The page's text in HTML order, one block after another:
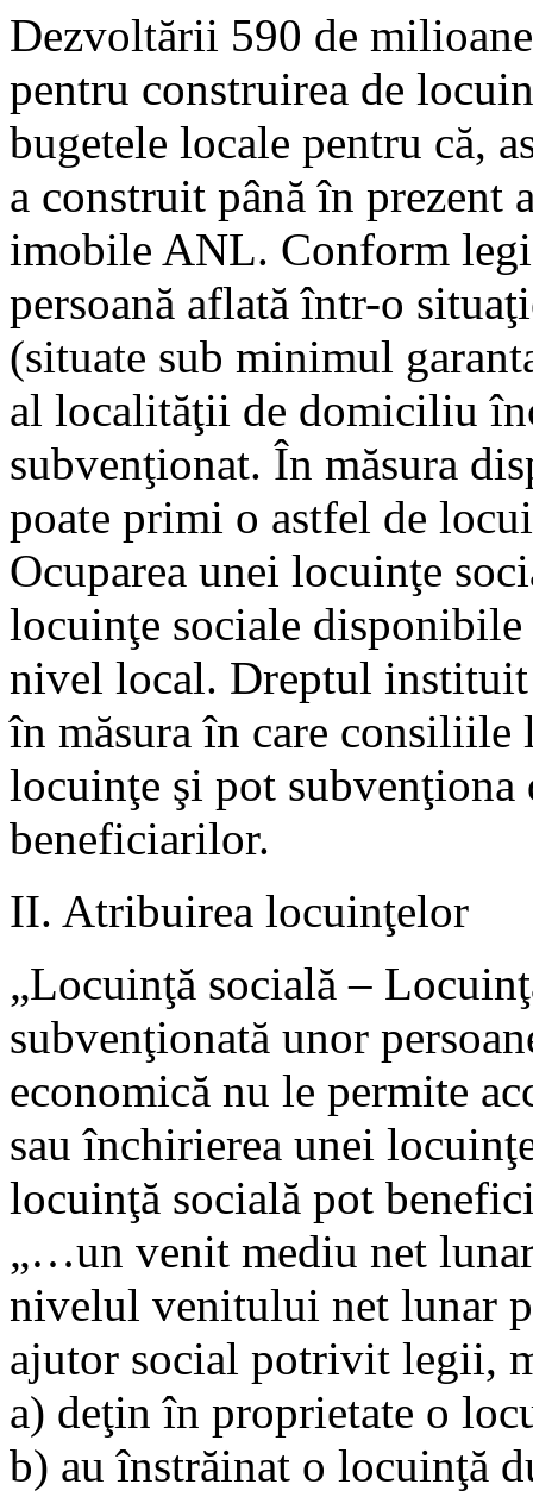
Dezvoltării 590 de
pentru construirea de
bugetele locale pentru că,
a construit până în prezent
imobile ANL. Conform
persoană aflată într-o
(situate sub minimul
al localităţii de domiciliu
subvenţionat. În măsura
poate primi o astfel de
Ocuparea unei locuinţe
locuinţe sociale
nivel local. Dreptul
în măsura în care consiliile
locuinţe şi pot
beneficiarilor.
II. Atribuirea locuinţelor
„Locuinţă socială –
subvenţionată unor
economică nu le permite
sau închirierea unei
locuinţă socială pot
„…un venit mediu net
nivelul venitului net lunar
ajutor social potrivit legii,
a) deţin în proprietate o
b) au înstrăinat o locuinţă